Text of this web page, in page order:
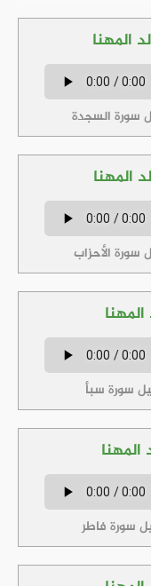
المهنا
سورة السجدة
المهنا
سورة الأحزاب
سورة سبأ
سورة فاطر